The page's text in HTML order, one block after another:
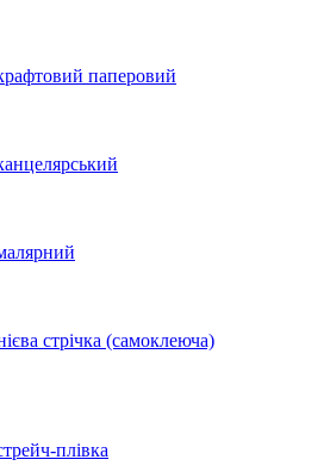
паперовий
стрічка (самоклеюча)
плівка